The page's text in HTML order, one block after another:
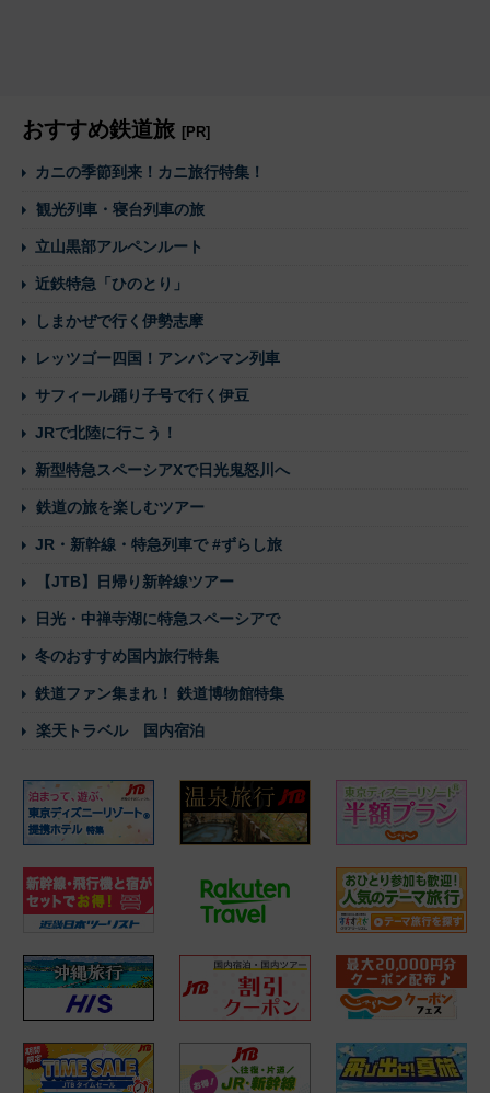
おすすめ鉄道旅 [PR]
カニの季節到来！カニ旅行特集！
観光列車・寝台列車の旅
立山黒部アルペンルート
近鉄特急「ひのとり」
しまかぜで行く伊勢志摩
レッツゴー四国！アンパンマン列車
サフィール踊り子号で行く伊豆
JRで北陸に行こう！
新型特急スペーシアXで日光鬼怒川へ
鉄道の旅を楽しむツアー
JR・新幹線・特急列車で #ずらし旅
【JTB】日帰り新幹線ツアー
日光・中禅寺湖に特急スペーシアで
冬のおすすめ国内旅行特集
鉄道ファン集まれ！ 鉄道博物館特集
楽天トラベル 国内宿泊